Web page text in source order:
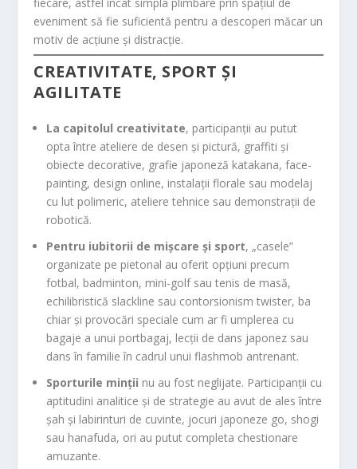
fiecare, astfel încât simpla plimbare prin spațiul de
eveniment să fie suficientă pentru a descoperi măcar un
motiv de acțiune și distracție.
CREATIVITATE, SPORT ȘI
AGILITATE
La capitolul creativitate, participanții au putut
opta între ateliere de desen și pictură, graffiti și
obiecte decorative, grafie japoneză katakana, face-
painting, design online, instalații florale sau modelaj
cu lut polimeric, ateliere tehnice sau demonstrații de
robotică.
Pentru iubitorii de mișcare și sport, „casele”
organizate pe pietonal au oferit opțiuni precum
fotbal, badminton, mini-golf sau tenis de masă,
echilibristică slackline sau contorsionism twister, ba
chiar și provocări speciale cum ar fi umplerea cu
bagaje a unui portbagaj, lecții de dans japonez sau
dans în familie în cadrul unui flashmob antrenant.
Sporturile minții nu au fost neglijate. Participanții cu
aptitudini analitice și de strategie au avut de ales între
șah și labirinturi de cuvinte, jocuri japoneze go, shogi
sau hanafuda, ori au putut completa chestionare
amuzante.